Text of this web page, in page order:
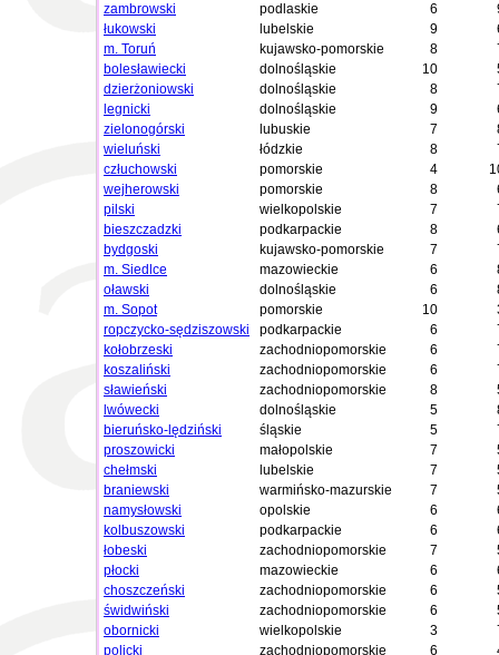
zambrowski
podlaskie 6
łukowski
lubelskie 9
m. Toruń
kujawsko-pomorskie 8
bolesławiecki
dolnośląskie 10
dzierżoniowski
dolnośląskie 8
legnicki
dolnośląskie 9
zielonogórski
lubuskie 7
wieluński
łódzkie 8
człuchowski
pomorskie 4
wejherowski
pomorskie 8
pilski
wielkopolskie 7
bieszczadzki
podkarpackie 8
bydgoski
kujawsko-pomorskie 7
m. Siedlce
mazowieckie 6
oławski
dolnośląskie 6
m. Sopot
pomorskie 10
ropczycko-sędziszowski
podkarpackie 6
kołobrzeski
zachodniopomorskie 6
koszaliński
zachodniopomorskie 6
sławieński
zachodniopomorskie 8
lwówecki
dolnośląskie 5
bieruńsko-lędziński
śląskie 5
proszowicki
małopolskie 7
chełmski
lubelskie 7
braniewski
warmińsko-mazurskie 7
namysłowski
opolskie 6
kolbuszowski
podkarpackie 6
łobeski
zachodniopomorskie 7
płocki
mazowieckie 6
choszczeński
zachodniopomorskie 6
świdwiński
zachodniopomorskie 6
obornicki
wielkopolskie 3
policki
zachodniopomorskie 6